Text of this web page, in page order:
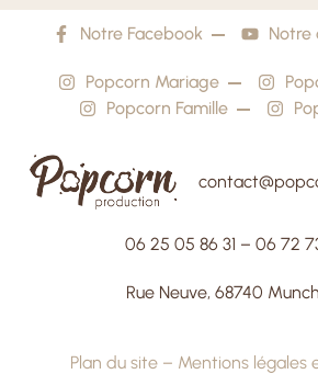
Notre Facebook Notre
Popcorn Mariage
Popcorn Famille
06 25 05 86 31 – 06 72
Rue Neuve, 68740
Plan du site – Mentions légales